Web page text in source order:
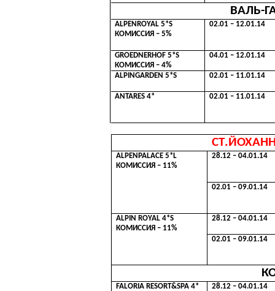
ВАЛЬ-
ALPENROYAL 5*S
КОМИССИЯ – 5%
02.01 – 12.01.14
GROEDNERHOF 5*S
КОМИССИЯ – 4%
04.01 – 12.01.14
ALPINGARDEN 5*S 02.01 – 11.01.14
ANTARES 4* 02.01 – 11.01.14
СТ.
ALPENPALACE 5*L
КОМИССИЯ – 11%
28.12 – 04.01.14
02.01 – 09.01.14
ALPIN ROYAL 4*S
КОМИССИЯ – 11%
28.12 – 04.01.14
02.01 – 09.01.14
FALORIA RESORT&SPA 4* 28.12 – 04.01.14